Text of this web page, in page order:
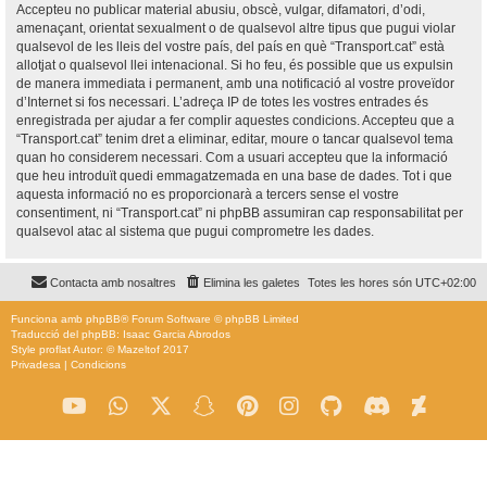
Accepteu no publicar material abusiu, obscè, vulgar, difamatori, d’odi,
amenaçant, orientat sexualment o de qualsevol altre tipus que pugui violar
qualsevol de les lleis del vostre país, del país en què “Transport.cat” està
allotjat o qualsevol llei intenacional. Si ho feu, és possible que us expulsin
de manera immediata i permanent, amb una notificació al vostre proveïdor
d’Internet si fos necessari. L’adreça IP de totes les vostres entrades és
enregistrada per ajudar a fer complir aquestes condicions. Accepteu que a
“Transport.cat” tenim dret a eliminar, editar, moure o tancar qualsevol tema
quan ho considerem necessari. Com a usuari accepteu que la informació
que heu introduït quedi emmagatzemada en una base de dades. Tot i que
aquesta informació no es proporcionarà a tercers sense el vostre
consentiment, ni “Transport.cat” ni phpBB assumiran cap responsabilitat per
qualsevol atac al sistema que pugui comprometre les dades.
Totes les hores són UTC+02:00
Elimina les galetes
Contacta amb nosaltres
Funciona amb phpBB® Forum Software © phpBB Limited
Traducció del phpBB: Isaac Garcia Abrodos
Style proflatAutor: ©Mazeltof 2017
Privadesa | Condicions